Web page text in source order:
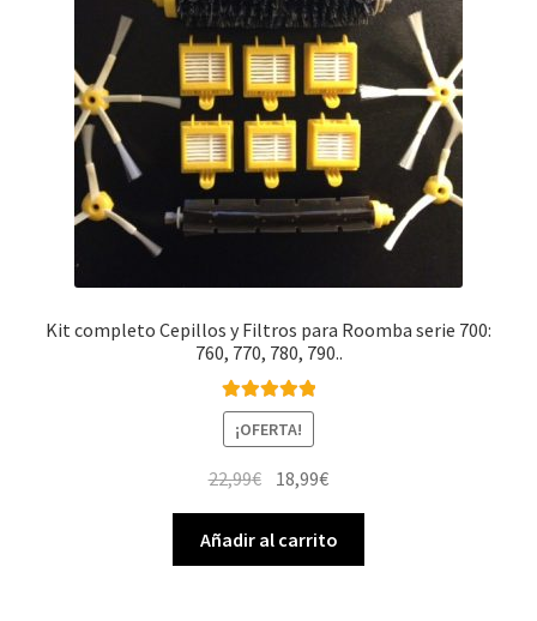
Kit completo Cepillos y Filtros para Roomba serie 700:
760, 770, 780, 790..
Valorado con
5.00de 5
¡OFERTA!
22,99€ El
original
era:
18,99€El
actual
es:
Añadir al carrito